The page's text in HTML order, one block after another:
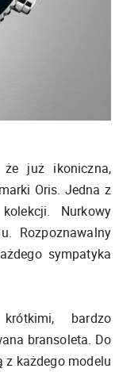
już ikoniczna,
Oris. Jedna z
Nurkowy
Rozpoznawalny
sympatyka
bardzo
bransoleta. Do
każdego modelu